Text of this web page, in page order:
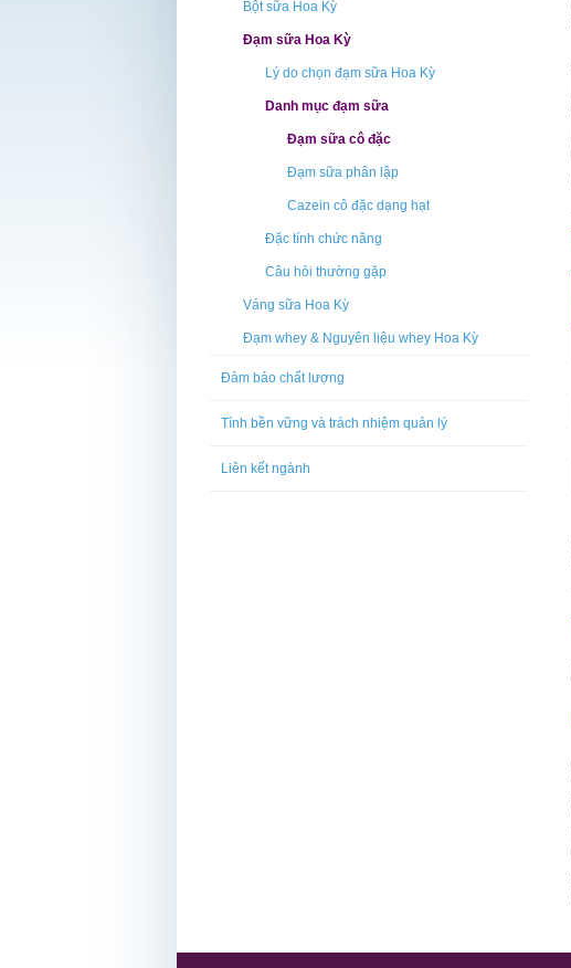
Bột sữa Hoa Kỳ
Đạm sữa Hoa Kỳ
Lý do chọn đạm sữa Hoa Kỳ
Danh mục đạm sữa
Đạm sữa cô đặc
Đạm sữa phân lập
Cazein cô đặc dạng hạt
Đặc tính chức năng
Câu hỏi thường gặp
Váng sữa Hoa Kỳ
Đạm whey & Nguyên liệu whey Hoa Kỳ
Đảm bảo chất lượng
Tính bền vững và trách nhiệm quản lý
Liên kết ngành